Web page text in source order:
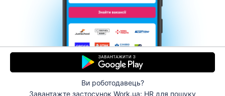
Ви роботодавець?
Завантажте застосунок Work.ua: HR для пошуку
Контакти Про нас
Кар’єра
Допомога Умови використання
© 2006–2026 Work.ua. Сервіс пошуку роботи №1 в